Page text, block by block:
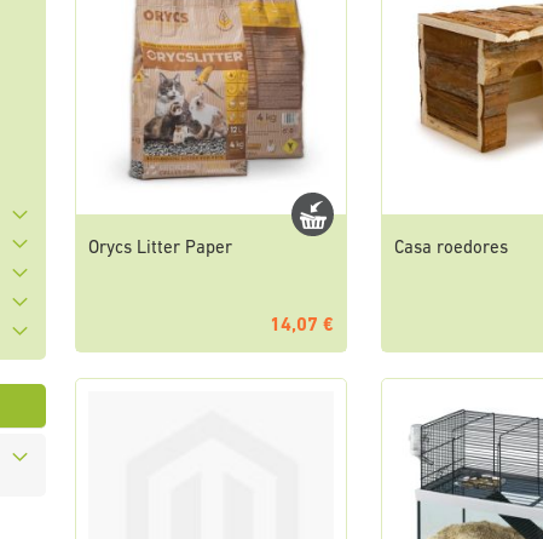
Orycs Litter Paper
14,07 €
Casa roedores